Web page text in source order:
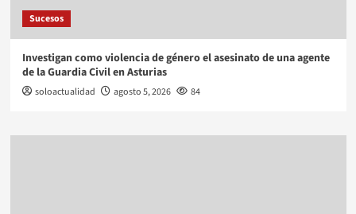
Sucesos
Investigan como violencia de género el asesinato de una agente
de la Guardia Civil en Asturias
soloactualidad agosto 5, 2026 84